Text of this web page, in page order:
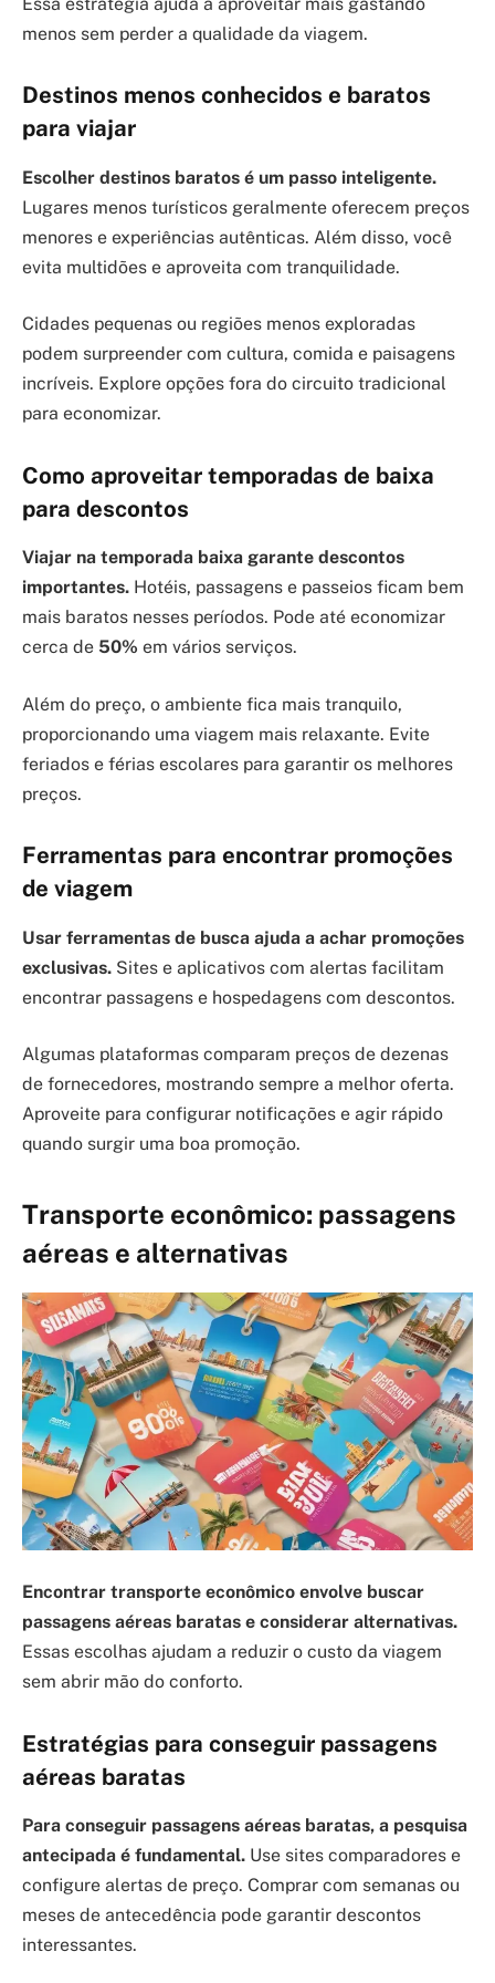
menos sem perder a qualidade da viagem.
Destinos menos conhecidos e baratos
para viajar
Escolher destinos baratos é um passo inteligente.
Lugares menos turísticos geralmente oferecem preços
menores e experiências autênticas. Além disso, você
evita multidões e aproveita com tranquilidade.
Cidades pequenas ou regiões menos exploradas
podem surpreender com cultura, comida e paisagens
incríveis. Explore opções fora do circuito tradicional
para economizar.
Como aproveitar temporadas de baixa
para descontos
Viajar na temporada baixa garante descontos
importantes. Hotéis, passagens e passeios ficam bem
mais baratos nesses períodos. Pode até economizar
cerca de 50% em vários serviços.
Além do preço, o ambiente fica mais tranquilo,
proporcionando uma viagem mais relaxante. Evite
feriados e férias escolares para garantir os melhores
preços.
Ferramentas para encontrar promoções
de viagem
Usar ferramentas de busca ajuda a achar promoções
exclusivas. Sites e aplicativos com alertas facilitam
encontrar passagens e hospedagens com descontos.
Algumas plataformas comparam preços de dezenas
de fornecedores, mostrando sempre a melhor oferta.
Aproveite para configurar notificações e agir rápido
quando surgir uma boa promoção.
Transporte econômico: passagens
aéreas e alternativas
Encontrar transporte econômico envolve buscar
passagens aéreas baratas e considerar alternativas.
Essas escolhas ajudam a reduzir o custo da viagem
sem abrir mão do conforto.
Estratégias para conseguir passagens
aéreas baratas
Para conseguir passagens aéreas baratas, a pesquisa
antecipada é fundamental. Use sites comparadores e
configure alertas de preço. Comprar com semanas ou
meses de antecedência pode garantir descontos
interessantes.